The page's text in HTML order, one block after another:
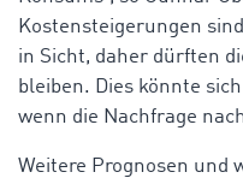
Kostensteigerungen
in Sicht, daher dürften
bleiben. Dies könnte
wenn die Nachfrage
Weitere Prognosen und